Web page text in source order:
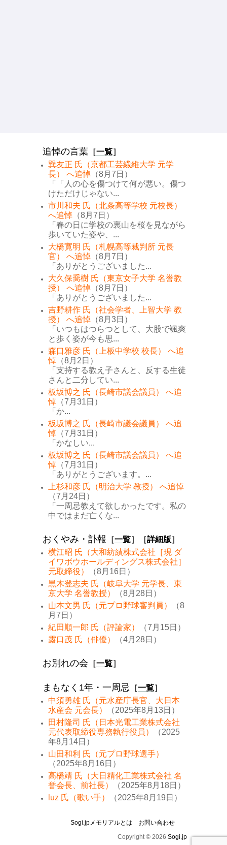
追悼の言葉 ［一覧］
巽友正 氏（京都工芸繊維大学 元学
長） へ追悼 （8月7日）
「「人の心を傷つけて何が悪い。傷つ
けただけじゃない...
市川和夫 氏（北条高等学校 元校長）
へ追悼 （8月7日）
「春の日に学校の裏山を桜を見ながら
歩いていた姿や、...
大橋寛明 氏（札幌高等裁判所 元長
官） へ追悼 （8月7日）
「ありがとうございました...
大久保喬樹 氏（東京女子大学 名誉教
授） へ追悼 （8月7日）
「ありがとうございました...
吉野耕作 氏（社会学者、上智大学 教
授） へ追悼 （8月3日）
「いつもはつらつとして、大股で颯爽
と歩く姿が今も思...
森口雅彦 氏（上板中学校 校長） へ追
悼 （8月2日）
「支持する教え子さんと、反する生徒
さんと二分してい...
板坂博之 氏（長崎市議会議員） へ追
悼 （7月31日）
「か...
板坂博之 氏（長崎市議会議員） へ追
悼 （7月31日）
「かなしい...
板坂博之 氏（長崎市議会議員） へ追
悼 （7月31日）
「ありがとうございます。...
上杉和彦 氏（明治大学 教授） へ追悼
（7月24日）
「一周忌教えて欲しかったです。私の
中ではまだ亡くな...
おくやみ・訃報 ［一覧］［詳細版］
横江昭 氏（大和紡績株式会社［現 ダ
イワボウホールディングス株式会社］
元取締役）
（8月16日）
黒木登志夫 氏（岐阜大学 元学長、東
京大学 名誉教授）
（8月28日）
山本文男 氏（元プロ野球審判員）
（8
月7日）
紀田順一郎 氏（評論家）
（7月15日）
露口茂 氏（俳優）
（4月28日）
お別れの会 ［一覧］
まもなく1年・一周忌 ［一覧］
中須勇雄 氏（元水産庁長官、大日本
水産会 元会長）
（2025年8月13日）
田村隆司 氏（日本光電工業株式会社
元代表取締役専務執行役員）
（2025
年8月14日）
山田和利 氏（元プロ野球選手）
（2025年8月16日）
高橋靖 氏（大日精化工業株式会社 名
誉会長、前社長）
（2025年8月18日）
luz 氏（歌い手）
（2025年8月19日）
Sogi.jpメモリアルとは
お問い合わせ
Copyright © 2026 Sogi.jp